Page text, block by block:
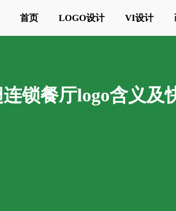
首页 LOGO设计 VI设计
锁餐厅logo含义及